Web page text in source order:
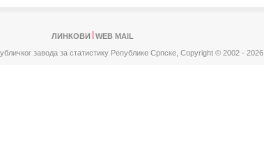
ЛИНКОВИ
WEB MAIL
завода за статистику Републике Српске, Copyright © 2002 - 2026.